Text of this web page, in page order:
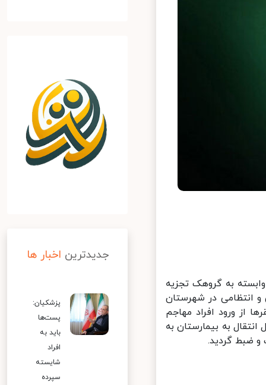
تیم تروریستی وابسته به گروهک تجزیه
انتظامی در شهرستان
ورود افراد مهاجم
به بیمارستان به
ضبط گردید.
جدیدترین اخبار ها
پزشکیان:
پست‌ها
باید به
افراد
شایسته
سپرده